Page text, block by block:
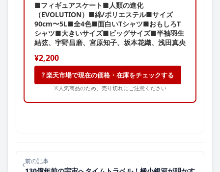
■フィギュアスケート■人類の進化
（EVOLUTION）■綿/ポリエステル■サイズ
90cm〜5L■全4色■面白いTシャツ■おもしろT
シャツ■大きいサイズ■ビッグサイズ■半袖羽生
結弦、宇野昌磨、宮原知子、坂本花織、浅田真央
¥2,200
? 楽天市場で現在の価格・在庫をチェックする
※人気商品のため、売り切れにご注意ください
‹前の記事